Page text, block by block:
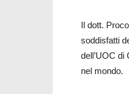
Il dott.
soddisfatti
dell’UOC
nel mondo.